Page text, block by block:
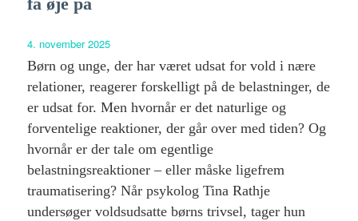
4. november 2025
Børn og unge, der har været udsat for vold i nære
relationer, reagerer forskelligt på de belastninger, de
er udsat for. Men hvornår er det naturlige og
forventelige reaktioner, der går over med tiden? Og
hvornår er der tale om egentlige
belastningsreaktioner – eller måske ligefrem
traumatisering? Når psykolog Tina Rathje
undersøger voldsudsatte børns trivsel, tager hun